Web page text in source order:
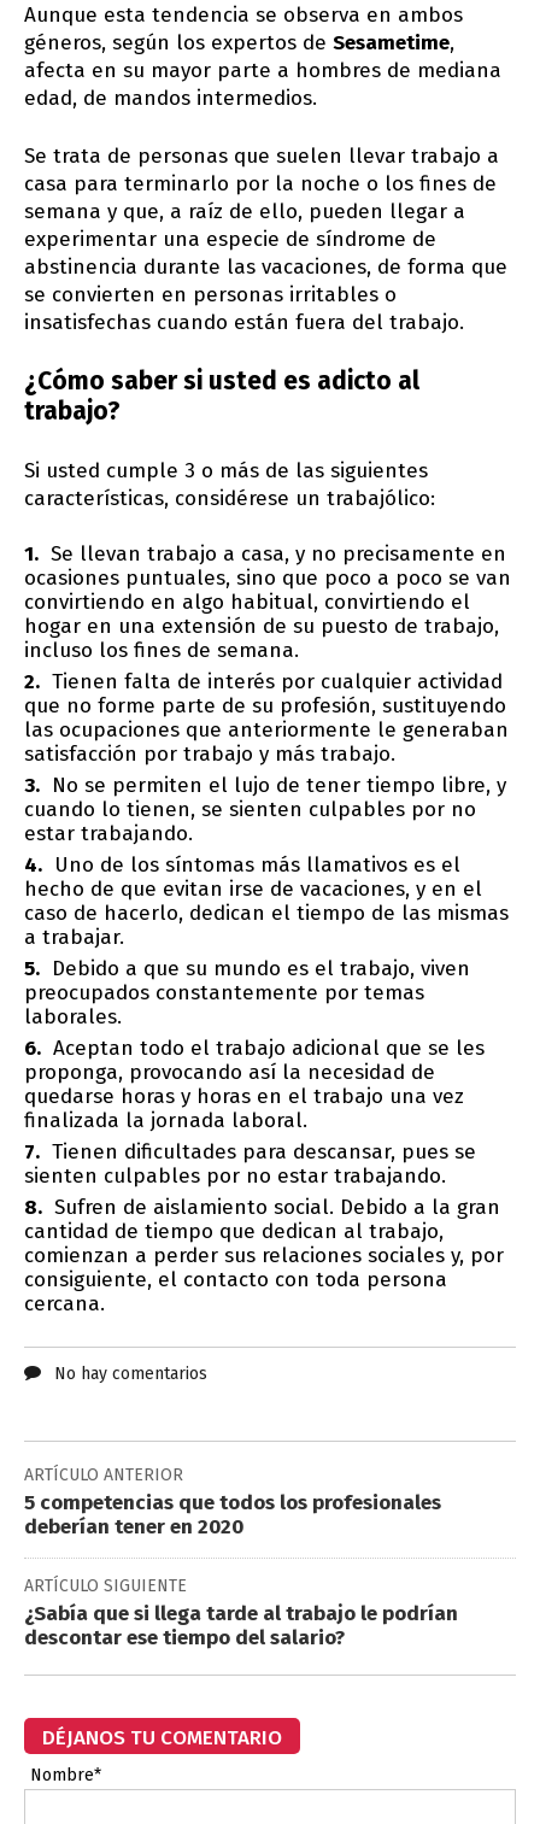
Aunque esta tendencia se observa en ambos
géneros, según los expertos de Sesametime,
afecta en su mayor parte a hombres de mediana
edad, de mandos intermedios.
Se trata de personas que suelen llevar trabajo a
casa para terminarlo por la noche o los fines de
semana y que, a raíz de ello, pueden llegar a
experimentar una especie de síndrome de
abstinencia durante las vacaciones, de forma que
se convierten en personas irritables o
insatisfechas cuando están fuera del trabajo.
¿Cómo saber si usted es adicto al
trabajo?
Si usted cumple 3 o más de las siguientes
características, considérese un trabajólico:
Se llevan trabajo a casa, y no precisamente en
ocasiones puntuales, sino que poco a poco se van
convirtiendo en algo habitual, convirtiendo el
hogar en una extensión de su puesto de trabajo,
incluso los fines de semana.
Tienen falta de interés por cualquier actividad
que no forme parte de su profesión, sustituyendo
las ocupaciones que anteriormente le generaban
satisfacción por trabajo y más trabajo.
No se permiten el lujo de tener tiempo libre, y
cuando lo tienen, se sienten culpables por no
estar trabajando.
Uno de los síntomas más llamativos es el
hecho de que evitan irse de vacaciones, y en el
caso de hacerlo, dedican el tiempo de las mismas
a trabajar.
Debido a que su mundo es el trabajo, viven
preocupados constantemente por temas
laborales.
Aceptan todo el trabajo adicional que se les
proponga, provocando así la necesidad de
quedarse horas y horas en el trabajo una vez
finalizada la jornada laboral.
Tienen dificultades para descansar, pues se
sienten culpables por no estar trabajando.
Sufren de aislamiento social. Debido a la gran
cantidad de tiempo que dedican al trabajo,
comienzan a perder sus relaciones sociales y, por
consiguiente, el contacto con toda persona
cercana.
No hay comentarios
ARTÍCULO ANTERIOR
5 competencias que todos los profesionales
deberían tener en 2020
ARTÍCULO SIGUIENTE
¿Sabía que si llega tarde al trabajo le podrían
descontar ese tiempo del salario?
DÉJANOS TU COMENTARIO
Nombre*